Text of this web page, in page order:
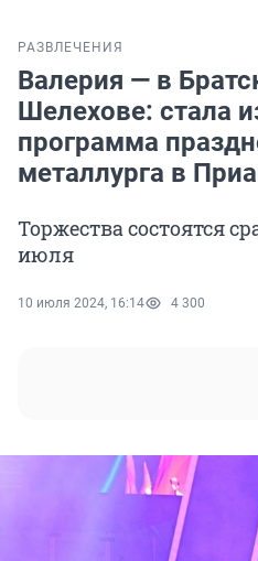
РАЗВЛЕЧЕНИЯ
Валерия — в
Шелехове: стала
программа
металлурга в
Торжества состоятся
июля
10 июля 2024, 16:14 4 300